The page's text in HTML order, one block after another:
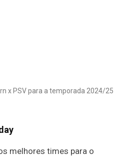
x PSV para a temporada 2024/25
melhores times para o